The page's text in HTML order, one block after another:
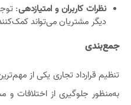
نظرات کاربران و امتیازدهی:
دیگر مشتریان می‌تواند
جمع‌بندی
تنظیم قرارداد تجاری یکی از
به‌منظور جلوگیری از اختلافات و